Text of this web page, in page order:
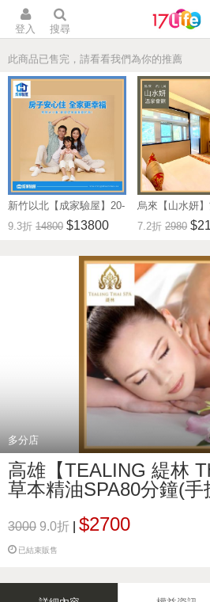
登入 搜尋
此商品已售完，請看看我們為你的推薦
新竹以北【成家驗屋】20-
25坪 (三房格局)超值驗屋
券 (MO)
9.3折 14800 $13800
烏來【山水妍
泡湯加精緻套餐
MO26S
7.2折 2980
多分店
高雄【TEALING 緹林
草本精油SPA80分鐘(
3000 9.0折 $2700
已結束販售